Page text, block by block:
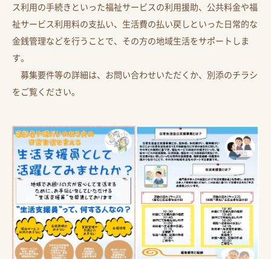
ス利用の手続きといった福祉サービスの利用援助、公共料金や福
祉サービス利用料の支払い、生活費の払い戻しといった日常的な
金銭管理などを行うことで、その方の地域生活をサポートしま
す。
募集要件等の詳細は、お問い合わせいただくか、別添のチラシ
をご覧ください。